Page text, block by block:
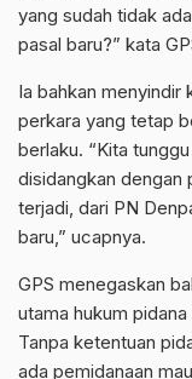
yang sudah tidak
pasal baru?” kata
Ia bahkan menyindir
perkara yang tetap
berlaku. “Kita
disidangkan dengan
terjadi, dari PN
baru,” ucapnya.
GPS menegaskan
utama hukum
Tanpa ketentuan
ada pemidanaan